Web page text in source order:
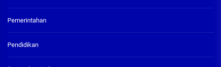
Pemerintahan
Pendidikan